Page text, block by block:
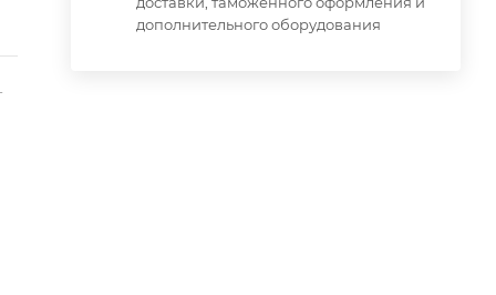
дополнительного оборудования